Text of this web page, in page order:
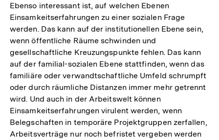
Ebenso interessant ist, auf welchen Ebenen
Einsamkeitserfahrungen zu einer sozialen Frage
werden. Das kann auf der institutionellen Ebene sein,
wenn öffentliche Räume schwinden und
gesellschaftliche Kreuzungspunkte fehlen. Das kann
auf der familial-sozialen Ebene stattfinden, wenn das
familiäre oder verwandtschaftliche Umfeld schrumpft
oder durch räumliche Distanzen immer mehr getrennt
wird. Und auch in der Arbeitswelt können
Einsamkeitserfahrungen virulent werden, wenn
Belegschaften in temporäre Projektgruppen zerfallen,
Arbeitsverträge nur noch befristet vergeben werden